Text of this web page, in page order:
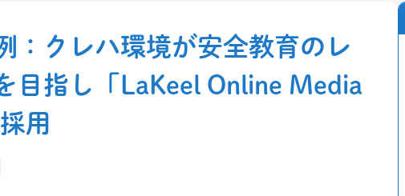
：クレハ環境が安全教育のレ
目指し「LaKeel Online Media
用